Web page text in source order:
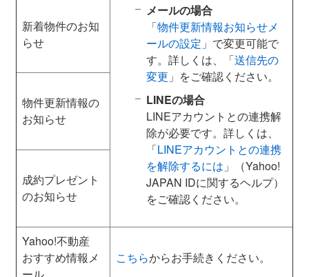
新着物件のお知
らせ
メールの場合
「物件更新情報お知らせメ
ールの設定 」で変更可能で
す。詳しくは、「送信先の
変更 」をご確認ください。
LINEの場合
LINEアカウントとの連携解
除が必要です。詳しくは、
「LINEアカウントとの連携
を解除するには 」（Yahoo!
JAPAN IDに関するヘルプ）
をご確認ください。
物件更新情報の
お知らせ
成約プレゼント
のお知らせ
Yahoo!不動産
おすすめ情報メ
こちらからお手続きください。